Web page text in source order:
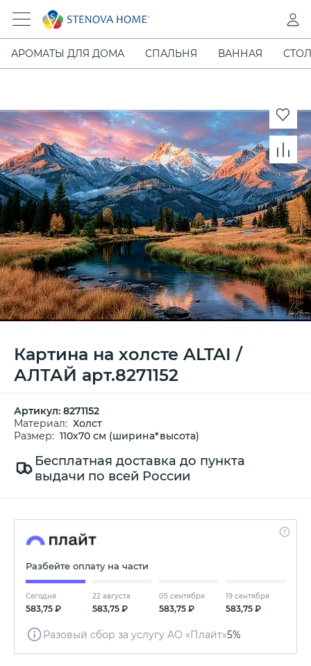
АРОМАТЫ ДЛЯ ДОМА СПАЛЬНЯ ВАННАЯ
Картина на холсте ALTAI /
АЛТАЙ арт.8271152
Артикул: 8271152
Материал: Холст
Размер: 110х70 см (ширина*высота)
Бесплатная доставка до пункта
выдачи по всей России
Разбейте оплату на части
Сегодня
583,75 ₽
22 августа
583,75 ₽
05 сентября
583,75 ₽
19 сентября
583,75 ₽
Разовый сбор за услугу АО «Плайт»5%